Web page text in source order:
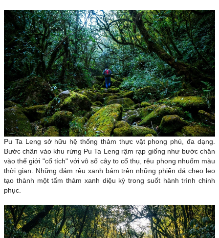
Pu Ta Leng sở hữu hệ thống thảm thực vật phong phú, đa dạng.
Bước chân vào khu rừng Pu Ta Leng rậm rạp giống như bước chân
vào thế giới "cổ tích" với vô số cây to cổ thụ, rêu phong nhuốm màu
thời gian. Những đám rêu xanh bám trên những phiến đá cheo leo
tạo thành một tấm thảm xanh diệu kỳ trong suốt hành trình chinh
phục.